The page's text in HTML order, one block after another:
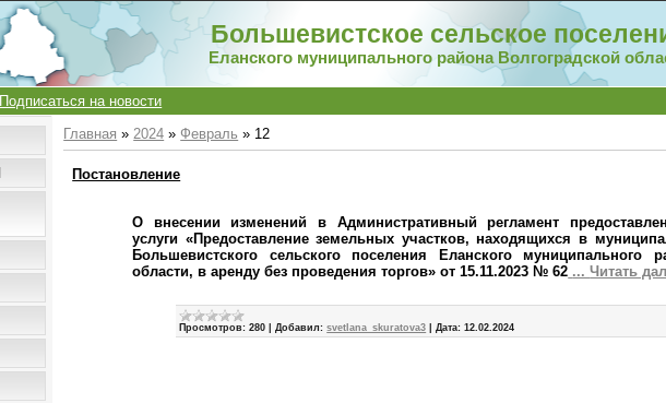
Большевистское сельское
Еланского муниципального района Волгоградской
Подписаться на новости
Главная »2024 » Февраль » 12
Постановление
О внесении изменений в
Административный регламент
услуги «Предоставление земельных участков, находящихся в
Большевистского сельского поселения Еланского муниципального
области, в аренду без проведения торгов» от 15.11.2023 № 62 ...Читать
Просмотров: 280 |Добавил: svetlana_skuratova3 |Дата: 12.02.2024